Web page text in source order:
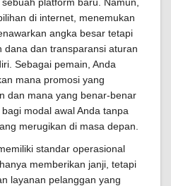
di internet, menemukan
angka besar tetapi
dana dan transparansi aturan
Sebagai pemain, Anda
mana promosi yang
dan mana yang benar-benar
modal awal Anda tanpa
merugikan di masa depan.
standar operasional
memberikan janji, tetapi
layanan pelanggan yang